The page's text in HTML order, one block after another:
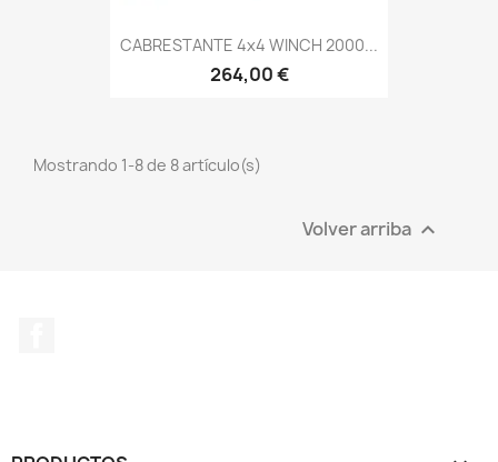
CABRESTANTE 4x4 WINCH 2000...
264,00 €
Mostrando 1-8 de 8 artículo(s)
Volver arriba 